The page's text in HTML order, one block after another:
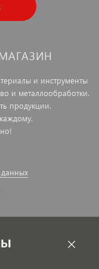
и инструменты
и металлообработки.
продукции.